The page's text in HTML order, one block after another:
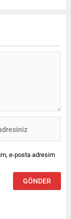
e-posta adresim